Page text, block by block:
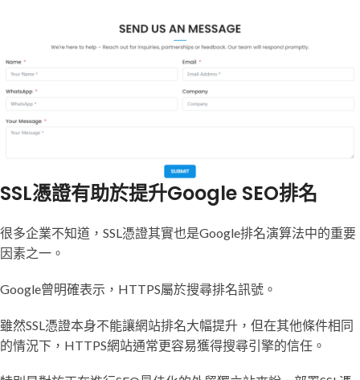
SSL憑證有助於提升Google SEO排名
很多企業不知道，SSL憑證其實也是Google排名演算法中的重要
因素之一。
Google曾明確表示，HTTPS屬於搜尋排名訊號。
雖然SSL憑證本身不能讓網站排名大幅提升，但在其他條件相同
的情況下，HTTPS網站通常更容易獲得搜尋引擎的信任。